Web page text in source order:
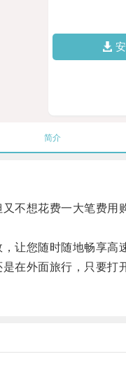
简介
想花费一大笔费用
您随时随地畅享高速
外面旅行，只要打